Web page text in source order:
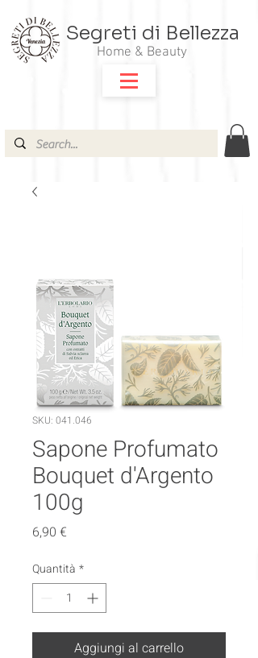
Segreti di Bellezza
Home & Beauty
SKU: 041.046
Sapone Profumato
Bouquet d'Argento
100g
6,90 €
Quantità *
Aggiungi al carrello